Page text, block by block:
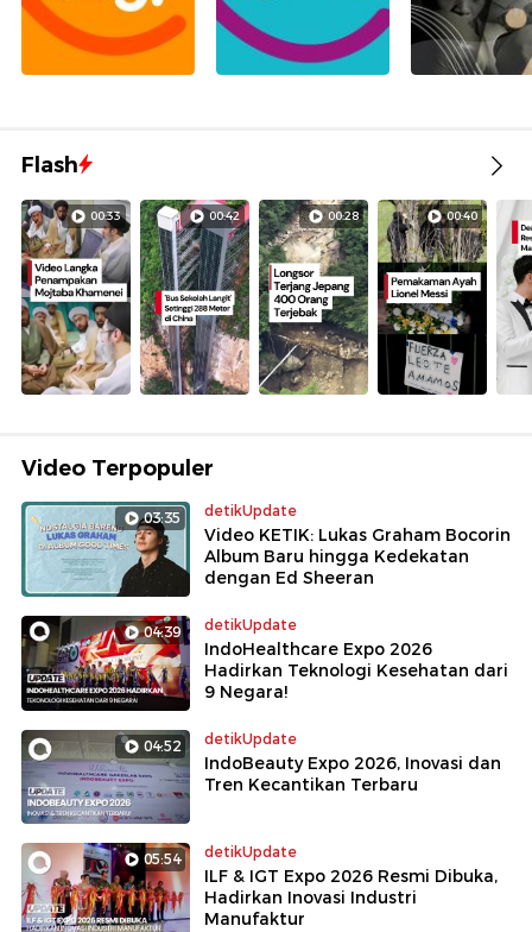
Flash
00:33 00:42 00:28 00:40
Video Terpopuler
03:35 detikUpdate
Video KETIK: Lukas Graham Bocorin
Album Baru hingga Kedekatan
dengan Ed Sheeran
04:39 detikUpdate
IndoHealthcare Expo 2026
Hadirkan Teknologi Kesehatan dari
9 Negara!
04:52 detikUpdate
IndoBeauty Expo 2026, Inovasi dan
Tren Kecantikan Terbaru
05:54 detikUpdate
ILF & IGT Expo 2026 Resmi Dibuka,
Hadirkan Inovasi Industri
Manufaktur